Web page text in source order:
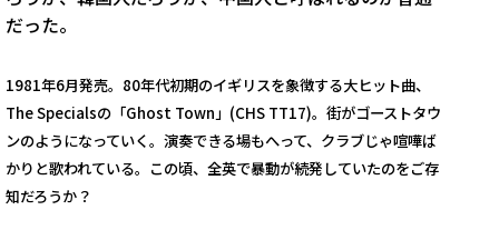
だった。
1981年6月発売。 80年代初期のイギリスを象徴する大ヒット曲、
The Specialsの「Ghost Town」(CHS TT17)。街がゴーストタウ
ンのようになっていく。演奏できる場もへって、クラブじゃ喧嘩ば
かりと歌われている。この頃、全英で暴動が続発していたのをご存
知だろうか？